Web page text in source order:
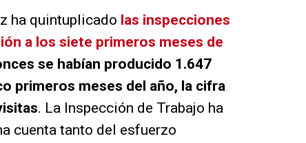
ha quintuplicado las inspecciones
a los siete primeros meses de
se habían producido 1.647
primeros meses del año, la cifra
. La Inspección de Trabajo ha
cuenta tanto del esfuerzo